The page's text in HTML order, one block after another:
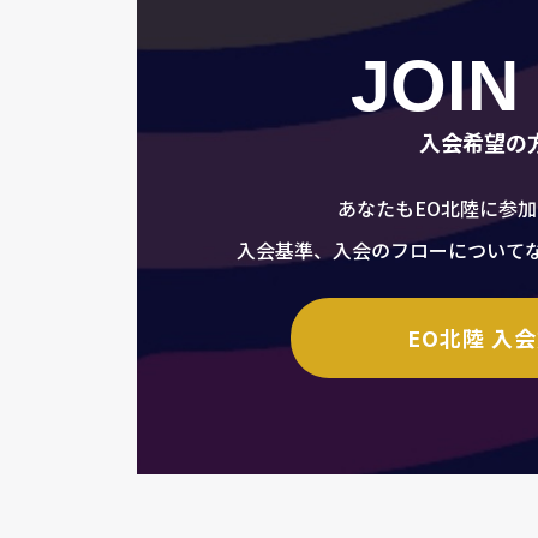
JOIN
入会希望の
あなたもEO北陸に参
入会基準、入会のフローについて
EO北陸 入